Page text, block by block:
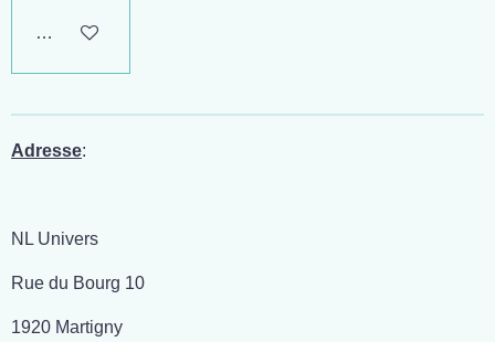
Ajouter au panier
Adresse:
NL Univers
Rue du Bourg 10
1920 Martigny